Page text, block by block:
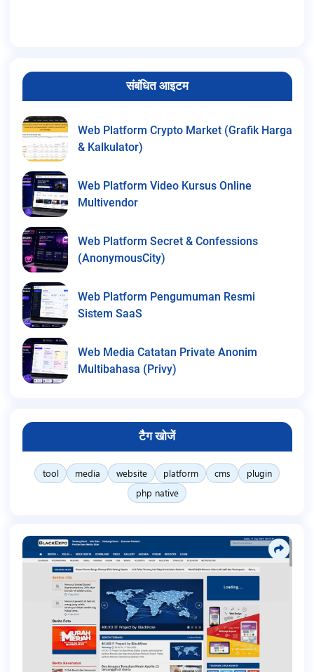
संबंधित आइटम
Web Platform Crypto Market (Grafik Harga
& Kalkulator)
Web Platform Video Kursus Online
Multivendor
Web Platform Secret & Confessions
(AnonymousCity)
Web Platform Pengumuman Resmi
Sistem SaaS
Web Media Catatan Private Anonim
Multibahasa (Privy)
टैग खोजें
tool media website platform cms
plugin
php native